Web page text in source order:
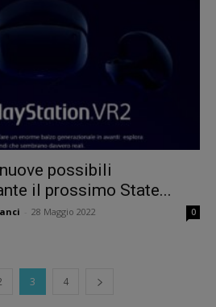
possibili
il prossimo State...
28 Maggio 2022 0
3 4